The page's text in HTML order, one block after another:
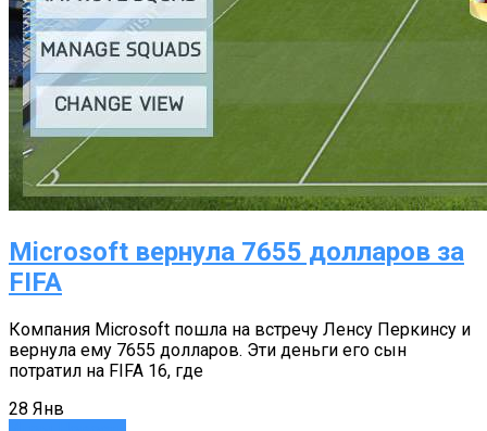
Microsoft вернула 7655 долларов за
FIFA
Компания Microsoft пошла на встречу Ленсу Перкинсу и
вернула ему 7655 долларов. Эти деньги его сын
потратил на FIFA 16, где
28 Янв